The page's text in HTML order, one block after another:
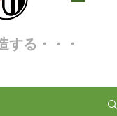
する・・・